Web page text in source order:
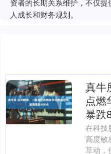
资者的长期关系维护，不仅
人成长和财务规划。
真牛
点燃
暴跌
在科技
高度敏
草动，